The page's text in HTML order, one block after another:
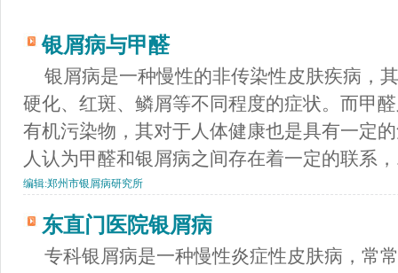
银屑病与甲醛
银屑病是一种慢性的非传染性皮肤疾病，
硬化、红斑、鳞屑等不同程度的症状。而甲
有机污染物，其对于人体健康也是具有一定
人认为甲醛和银屑病之间存在着一定的联系，
编辑:郑州市银屑病研究所
东直门医院银屑病
专科银屑病是一种慢性炎症性皮肤病，常